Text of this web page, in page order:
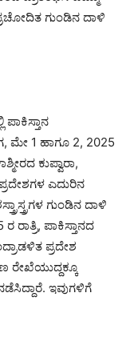
ಗುಂಡಿನ ದಾಳಿ
ಮೇ 1 ಹಾಗೂ 2, 2025
ಕುಪ್ವಾರಾ,
ಎದುರಿನ
ಗುಂಡಿನ ದಾಳಿ
ರಾತ್ರಿ, ಪಾಕಿಸ್ತಾನದ
ಪ್ರದೇಶ
ರೇಖೆಯುದ್ದಕ್ಕೂ
ಇವುಗಳಿಗೆ